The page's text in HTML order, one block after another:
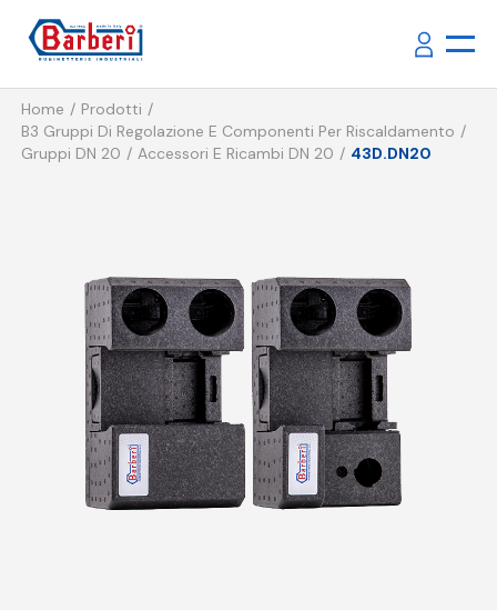
Home
Prodotti
B3 Gruppi Di Regolazione E Componenti Per Riscaldamento
Gruppi DN 20
Accessori E Ricambi DN 20 43D.DN20